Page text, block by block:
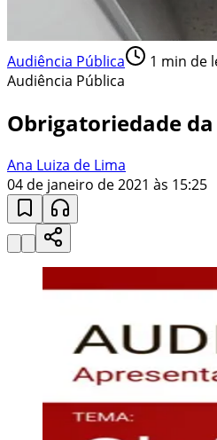
Audiência Pública 1 min de
Audiência Pública
Obrigatoriedade
Ana Luiza de Lima
04 de janeiro de 2021 às 15:25